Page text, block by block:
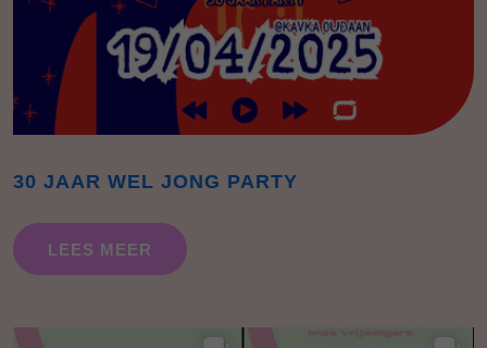
30 JAAR WEL JONG PARTY
LEES MEER